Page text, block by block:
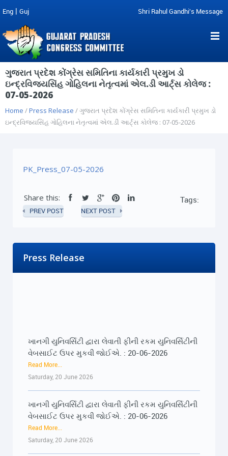
Eng | Guj Shri Rahul Gandhi's Message
ગુજરાત પ્રદેશ કોંગ્રેસ સમિતિના કાર્યકારી પ્રમુખ ડો
ઇન્દ્રવિજયસિંહ ગોહિલના નેતૃત્વમાં એલ.ડી આર્ટ્સ કોલેજ :
07-05-2026
Home /Press Release / ગુજરાત પ્રદેશ કોંગ્રેસ સમિતિના કાર્યકારી પ્રમુખ ડો
ઇન્દ્રવિજયસિંહ ગોહિલના નેતૃત્વમાં એલ.ડી આર્ટ્સ કોલેજ : 07-05-2026
PK_Press_07-05-2026
Share this: Tags:
PREV POST NEXT POST
Press Release
ખાનગી યુનિવર્સિટી દ્વારા લેવાતી ફીની રકમ યુનિવર્સિટીની
વેબસાઈટ ઉપર મુકવી જોઈએ. : 20-06-2026
Read More...
Saturday, 20 June 2026
ખાનગી યુનિવર્સિટી દ્વારા લેવાતી ફીની રકમ યુનિવર્સિટીની
વેબસાઈટ ઉપર મુકવી જોઈએ. : 20-06-2026
Read More...
Saturday, 20 June 2026